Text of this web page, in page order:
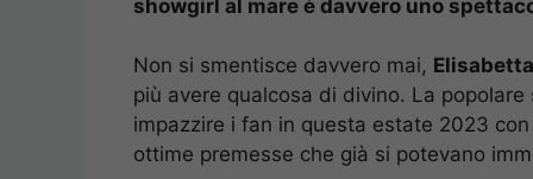
showgirl al mare è davvero uno
Non si smentisce davvero mai,
più avere qualcosa di divino. La
impazzire i fan in questa estate 2023
ottime premesse che già si potevano